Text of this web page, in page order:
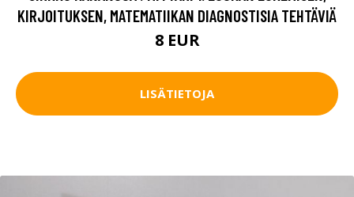
KIRJOITUKSEN, MATEMATIIKAN DIAGNOSTISIA TEHTÄVIÄ
8 EUR
LISÄTIETOJA